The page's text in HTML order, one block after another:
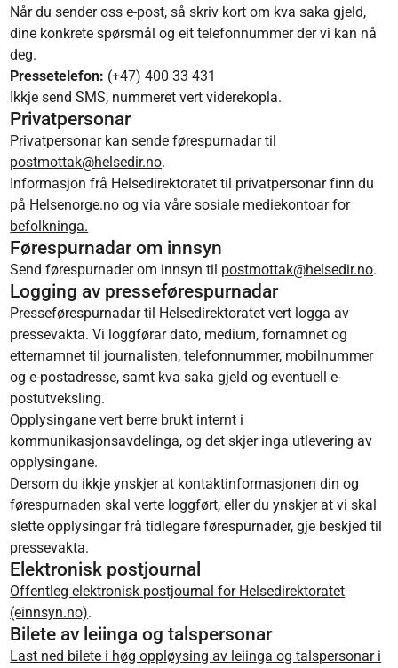
Når du sender oss e-post, så skriv kort om kva saka gjeld,
dine konkrete spørsmål og eit telefonnummer der vi kan nå
deg.
Pressetelefon: (+47) 400 33 431
Ikkje send SMS, nummeret vert viderekopla.
Privatpersonar
Privatpersonar kan sende førespurnadar til
postmottak@helsedir.no.
Informasjon frå Helsedirektoratet til privatpersonar finn du
på Helsenorge.no og via våresosiale mediekontoar for
befolkninga.
Førespurnadar om innsyn
Send førespurnader om innsyn til postmottak@helsedir.no.
Logging av presseførespurnadar
Presseførespurnadar til Helsedirektoratet vert logga av
pressevakta. Vi loggførar dato, medium, fornamnet og
etternamnet til journalisten, telefonnummer, mobilnummer
og e-postadresse, samt kva saka gjeld og eventuell e-
postutveksling.
Opplysingane vert berre brukt internt i
kommunikasjonsavdelinga, og det skjer inga utlevering av
opplysingane.
Dersom du ikkje ynskjer at kontaktinformasjonen din og
førespurnaden skal verte loggført, eller du ynskjer at vi skal
slette opplysingar frå tidlegare førespurnader, gje beskjed til
pressevakta.
Elektronisk postjournal
Offentleg elektronisk postjournal for Helsedirektoratet
(einnsyn.no).
Bilete av leiinga og talspersonar
Last ned bilete i høg oppløysing av leiinga og talspersonar i